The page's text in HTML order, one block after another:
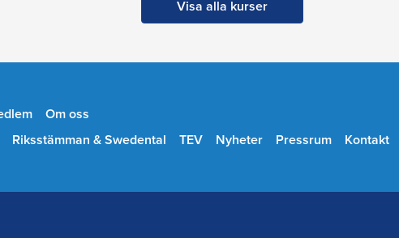
Visa alla kurser
Om oss
Riksstämman & Swedental TEV Nyheter Pressrum Kontakt